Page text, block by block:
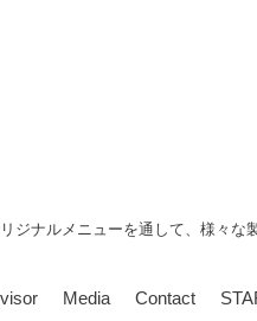
ジナルメニューを通して、様々な
Media Contact